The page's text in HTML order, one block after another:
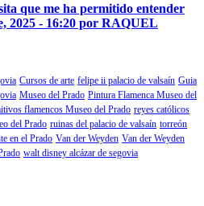
que me ha permitido entender
2025 - 16:20 por RAQUEL
Cursos de arte felipe ii palacio de valsaín Guia
Museo del Prado Pintura Flamenca Museo del
flamencos Museo del Prado reyes católicos
del Prado ruinas del palacio de valsaín torreón
en el Prado Van der Weyden Van der Weyden
walt disney alcázar de segovia